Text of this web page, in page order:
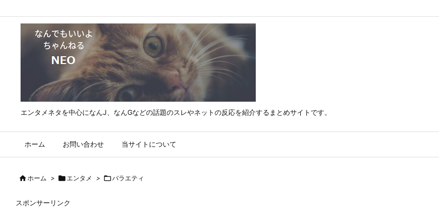
エンタメネタを中心になんJ、なんGなどの話題のスレやネットの反応を紹介するまとめサイトです。
ホーム お問い合わせ 当サイトについて
ホーム > エンタメ > バラエティ
スポンサーリンク